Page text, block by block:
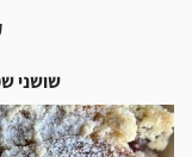
שושני